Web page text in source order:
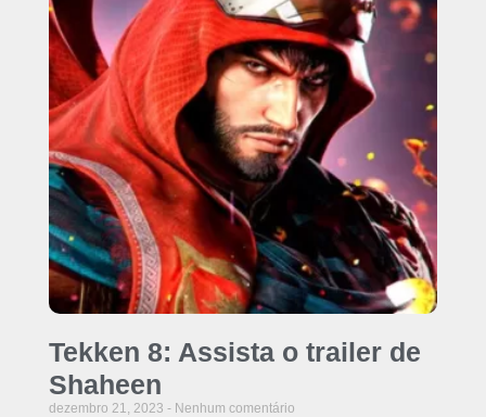
Tekken 8: Assista o trailer de
Shaheen
dezembro 21, 2023 Nenhum comentário